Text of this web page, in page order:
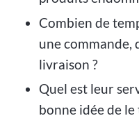
Combien de
une commande,
livraison ?
Quel est leur
bonne idée de